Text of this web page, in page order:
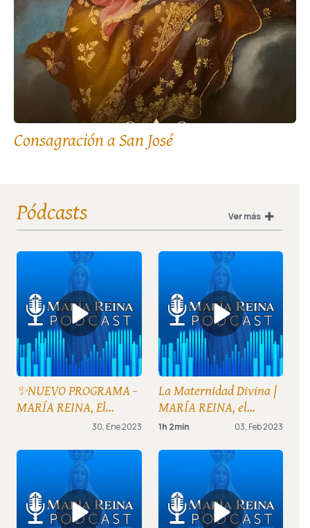
Consagración a San José
Pódcasts Ver más
✨NUEVO PROGRAMA -
MARÍA REINA, El
Podcast🎙 de los30, Ene 2023
La Maternidad Divina |
MARÍA REINA, el
Podcast de los
1h 2min 03, Feb 2023